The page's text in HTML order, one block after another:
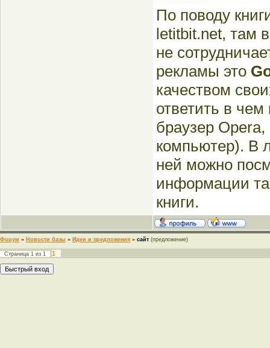
По поводу
letitbit.net, там
не
рекламы это
качеством
ответить в
браузер
компьютер). В
ней можно
информации
книги.
Форум » Новости базы » Идеи и предложения » сайт (предложение)
Страница 1 из 1 1